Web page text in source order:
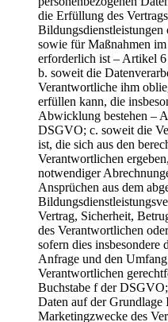
die Erfüllung des
sowie für Maßnahmen im
erforderlich ist – Artikel
b. soweit die
Verantwortliche ihm
erfüllen kann, die
Abwicklung bestehen –
DSGVO; c. soweit die
ist, die sich aus den
Verantwortlichen
notwendiger
Ansprüchen aus dem
Vertrag, Sicherheit,
des Verantwortlichen
sofern dies insbesondere
Anfrage und den
Verantwortlichen
Buchstabe f der
Daten auf der
Marketingzwecke des